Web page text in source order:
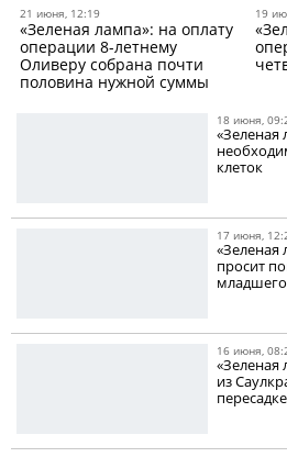
21 июня, 12:19
«Зеленая лампа»: на оплату
операции 8-летнему
Оливеру собрана почти
половина нужной суммы
19
18 июня,
«Зеленая
клеток
17 июня,
«Зеленая
просит
16 июня,
«Зеленая
из